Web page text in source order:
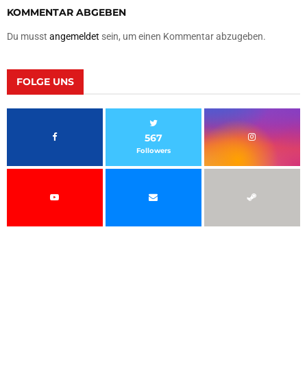
KOMMENTAR ABGEBEN
Du musst angemeldet sein, um einen Kommentar abzugeben.
FOLGE UNS
567
Followers